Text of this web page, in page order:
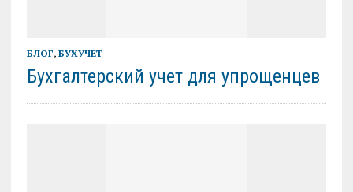
БЛОГ, БУХУЧЕТ
Бухгалтерский учет для упрощенцев